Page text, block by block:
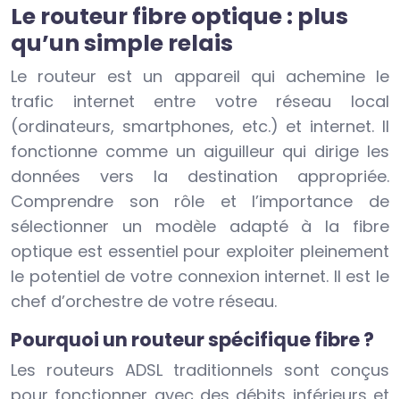
Le routeur fibre optique : plus
qu’un simple relais
Le routeur est un appareil qui achemine le
trafic internet entre votre réseau local
(ordinateurs, smartphones, etc.) et internet. Il
fonctionne comme un aiguilleur qui dirige les
données vers la destination appropriée.
Comprendre son rôle et l’importance de
sélectionner un modèle adapté à la fibre
optique est essentiel pour exploiter pleinement
le potentiel de votre connexion internet. Il est le
chef d’orchestre de votre réseau.
Pourquoi un routeur spécifique fibre ?
Les routeurs ADSL traditionnels sont conçus